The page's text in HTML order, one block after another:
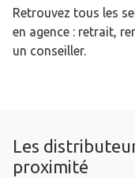
Retrouvez tous les
en agence : retrait,
un conseiller.
Les
proximité